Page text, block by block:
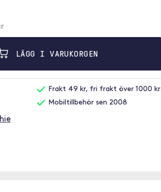
LÄGG I VARUKORGEN
Frakt 49 kr, fri frakt över 1000 kr
Mobiltillbehör sen 2008